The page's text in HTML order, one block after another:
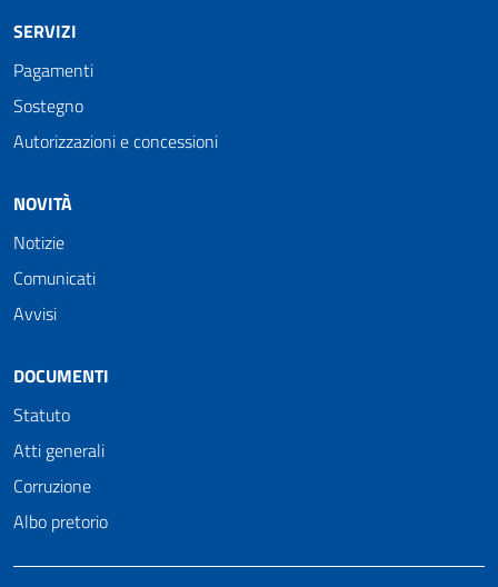
SERVIZI
Pagamenti
Sostegno
Autorizzazioni e concessioni
NOVITÀ
Notizie
Comunicati
Avvisi
DOCUMENTI
Statuto
Atti generali
Corruzione
Albo pretorio